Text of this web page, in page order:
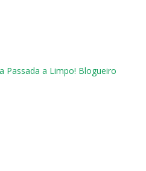
Passada a Limpo! Blogueiro